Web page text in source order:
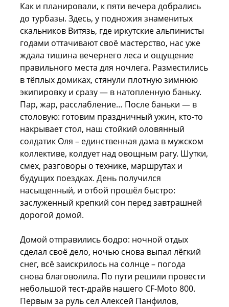
Как и планировали, к пяти вечера добрались
до турбазы. Здесь, у подножия знаменитых
скальников Витязь, где иркутские альпинисты
годами оттачивают своё мастерство, нас уже
ждала тишина вечернего леса и ощущение
правильного места для ночлега. Разместились
в тёплых домиках, стянули плотную зимнюю
экипировку и сразу — в натопленную баньку.
Пар, жар, расслабление… После баньки — в
столовую: готовим праздничный ужин, кто-то
накрывает стол, наш стойкий оловянный
солдатик Оля – единственная дама в мужском
коллективе, колдует над овощным рагу. Шутки,
смех, разговоры о технике, маршрутах и
будущих поездках. День получился
насыщенный, и отбой прошёл быстро:
заслуженный крепкий сон перед завтрашней
дорогой домой.
Домой отправились бодро: ночной отдых
сделал своё дело, ночью снова выпал лёгкий
снег, всё заискрилось на солнце – погода
снова благоволила. По пути решили провести
небольшой тест-драйв нашего CF-Moto 800.
Первым за руль сел Алексей Панфилов,